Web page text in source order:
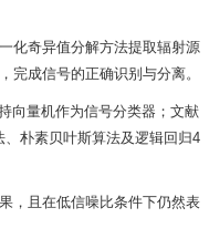
化奇异值分解方法提取辐射源
成信号的正确识别与分离。
向量机作为信号分类器；文献
朴素贝叶斯算法及逻辑回归4
，且在低信噪比条件下仍然表